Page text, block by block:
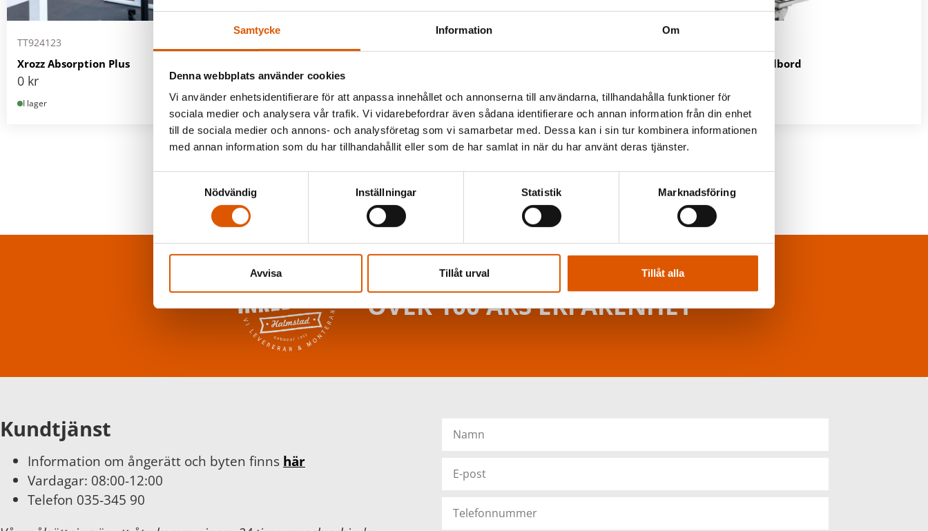
Samtycke Information Om
Denna webbplats använder cookies
Vi använder enhetsidentifierare för att anpassa innehållet och annonserna till användarna, tillhandahålla funktioner för
sociala medier och analysera vår trafik. Vi vidarebefordrar även sådana identifierare och annan information från din enhet
till de sociala medier och annons- och analysföretag som vi samarbetar med. Dessa kan i sin tur kombinera informationen
med annan information som du har tillhandahållit eller som de har samlat in när du har använt deras tjänster.
Nödvändig
Inställningar Statistik Marknadsföring
Avvisa Tillåt urval Tillåt alla
TT924123
Xrozz Absorption Plus
0 kr
I lager
0kr
I lager I lager
Vagn till fällbord
2 i lager
ÖVER 100 ÅRS ERFARENHET
Kundtjänst
Information om ångerätt och byten finns här
Vardagar: 08:00-12:00
Telefon 035-345 90